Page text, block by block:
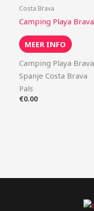
Costa Brava
Camping Playa Brava
MEER INFO
Camping Playa Brava
Spanje Costa Brava
Pals
€0.00